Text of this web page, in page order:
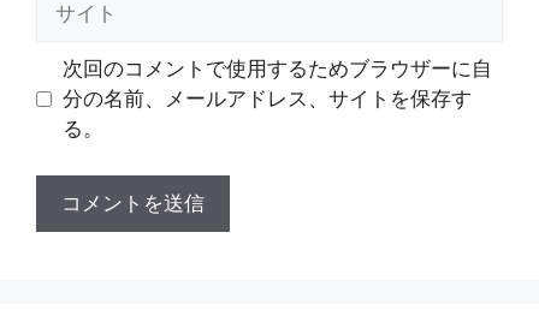
次回のコメントで使用するためブラウザーに自
分の名前、メールアドレス、サイトを保存す
る。